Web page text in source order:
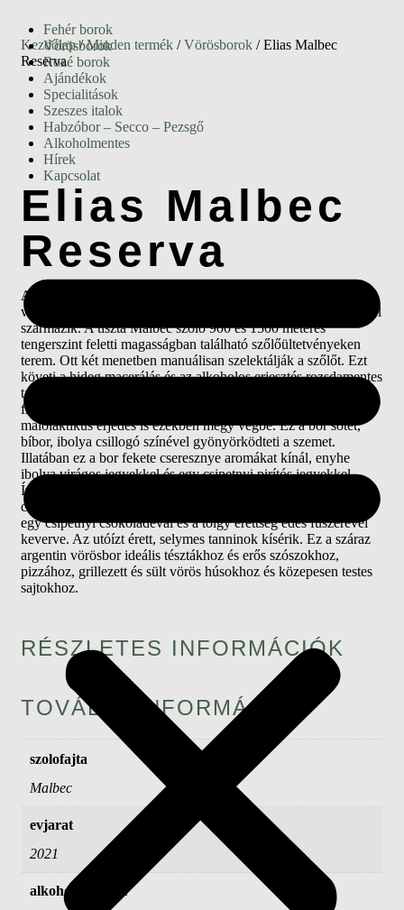
Fehér borok
Vörösborok
Rozé borok
Ajándékok
Specialitások
Szeszes italok
Habzóbor – Secco – Pezsgő
Alkoholmentes
Hírek
Kapcsolat
Kezdőlap/Minden termék /Vörösborok / Elias Malbec
Reserva
Elias Malbec
Reserva
A Nier Malbec egy komplex, kiegyensúlyozott és változatos
vörösbor, amely a nagyon meleg argentin Mendoza borvidékről
származik. A tiszta Malbec szőlő 900 és 1500 méteres
tengerszint feletti magasságban található szőlőültetvényeken
terem. Ott két menetben manuálisan szelektálják a szőlőt. Ezt
követi a hideg macerálás és az alkoholos erjesztés rozsdamentes
tartályokban két napig. A terjeszkedés további 6-9 hónapig
francia és amerikai tölgyből készült barrique-okban zajlik. A
malolaktikus erjedés is ezekben megy végbe. Ez a bor sötét,
bíbor, ibolya csillogó színével gyönyörködteti a szemet.
Illatában ez a bor fekete cseresznye aromákat kínál, enyhe
ibolya virágos jegyekkel és egy csipetnyi pirítós jegyekkel.
Ízben ez az argentin vörösbor telt, lágy érzést biztosít. Íze a
cassis és a szeder érett, koncentrált gyümölcsízére emlékeztet,
egy csipetnyi csokoládéval és a tölgy érettség édes fűszerével
keverve. Az utóízt érett, selymes tanninok kísérik. Ez a száraz
argentin vörösbor ideális tésztákhoz és erős szószokhoz,
pizzához, grillezett és sült vörös húsokhoz és közepesen testes
sajtokhoz.
RÉSZLETES INFORMÁCIÓK
TOVÁBBI INFORMÁCIÓK
szolofajta
Malbec
evjarat
2021
alkoholtartalom